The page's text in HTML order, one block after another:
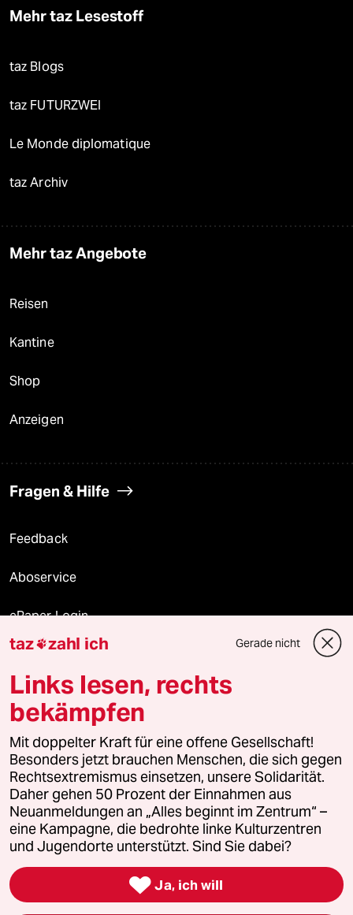
Mehr taz Lesestoff
taz Blogs
taz FUTURZWEI
Le Monde diplomatique
taz Archiv
Mehr taz Angebote
Reisen
Kantine
Shop
Anzeigen
Fragen & Hilfe
Feedback
Aboservice
ePaper Login
Downloads für Abonnierende
© 2026 taz Verlags und Vertriebs GmbH
Alle Rechte vorbehalten. Bei rechtlichen Fragen oder für Genehmigungen
wenden Sie sich bitte an
lizenzen@taz.de
Feedback Redaktionsstatut Kommune-Richtlinien
Leitlinie Informant Datenschutz Impressum AGB
Seitenwende Einwilligungen widerrufen (Ads)
taz zahl ich Gerade nicht
Links lesen, rechts
bekämpfen
Mit doppelter Kraft für eine offene Gesellschaft!
Besonders jetzt brauchen Menschen, die sich gegen
Rechtsextremismus einsetzen, unsere Solidarität.
Daher gehen 50 Prozent der Einnahmen aus
Neuanmeldungen an „Alles beginnt im Zentrum“ –
eine Kampagne, die bedrohte linke Kulturzentren
und Jugendorte unterstützt. Sind Sie dabei?
 Ja, ich will